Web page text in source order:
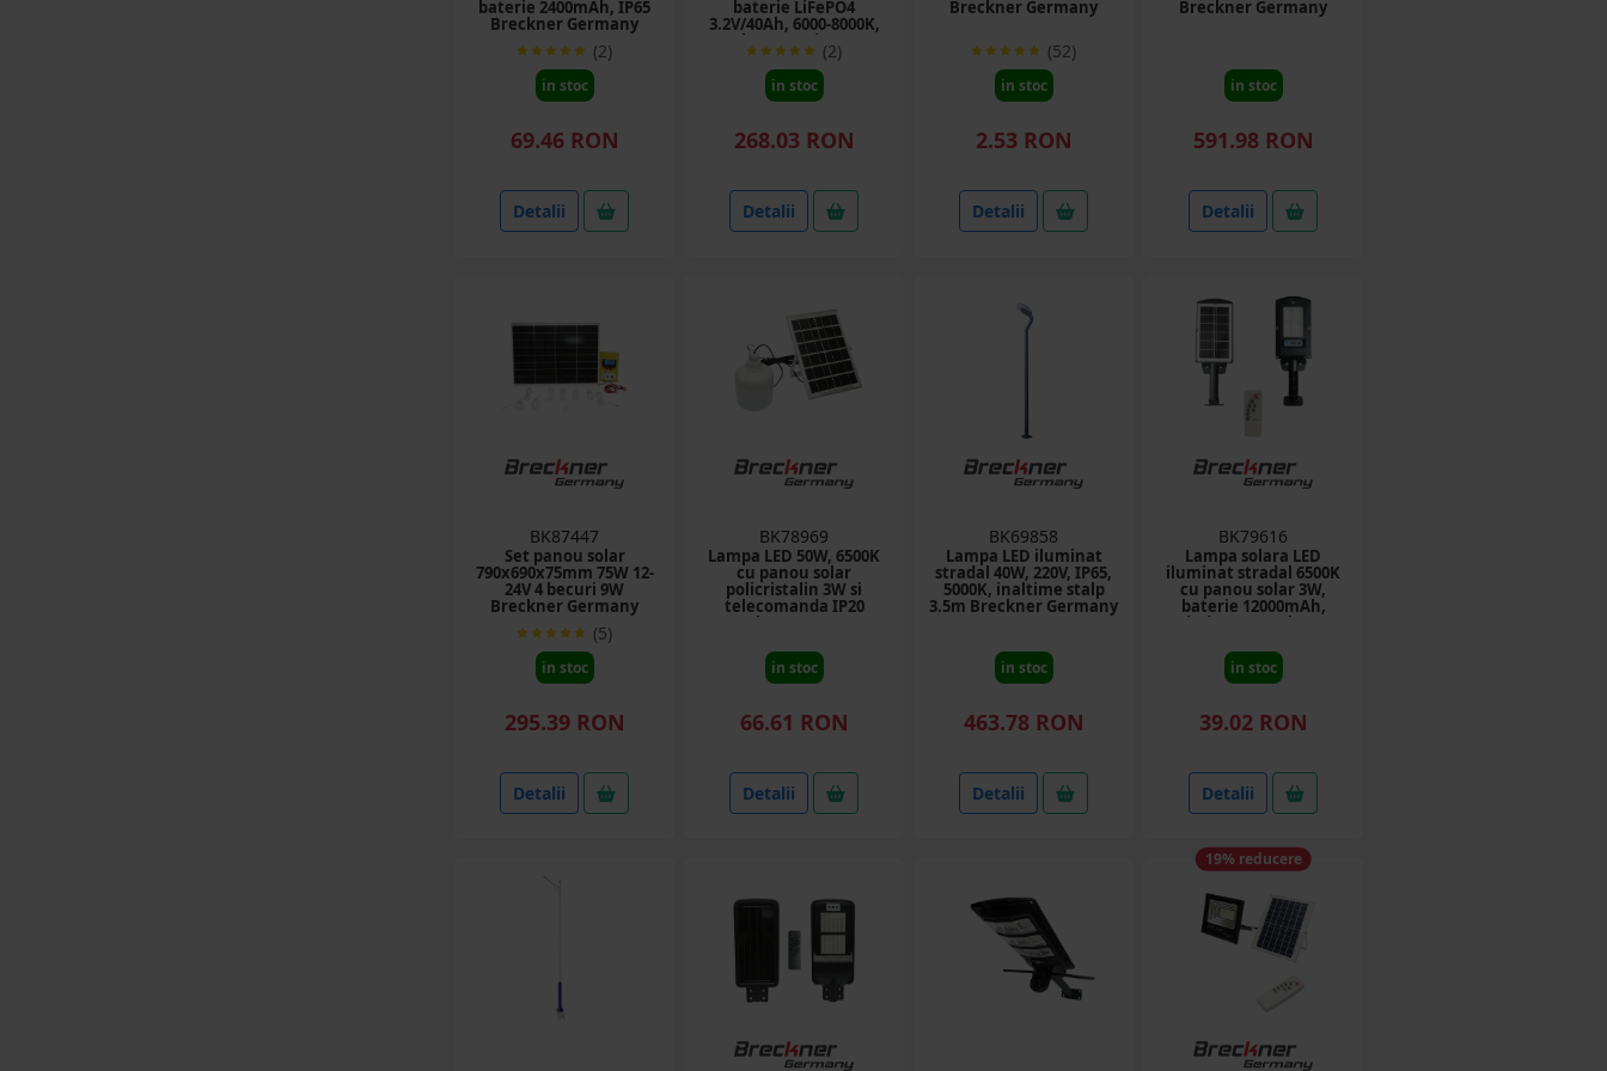
baterie 2400mAh, IP65
Breckner Germany
(2)
in stoc
69.46 RON
Detalii
baterie LiFePO4
3.2V/40Ah, 6000-8000K,
telecomanda IP65
Breckner Germany
(2)
in stoc
268.03 RON
Detalii
Breckner Germany
(52)
in stoc
2.53 RON
Detalii
Breckner Germany
in stoc
591.98 RON
Detalii
BK87447
Set panou solar
790x690x75mm 75W 12-
24V 4 becuri 9W
Breckner Germany
(5)
in stoc
295.39 RON
Detalii
BK78969
Lampa LED 50W, 6500K
cu panou solar
policristalin 3W si
telecomanda IP20
Breckner Germany
in stoc
66.61 RON
Detalii
BK69858
Lampa LED iluminat
stradal 40W, 220V, IP65,
5000K, inaltime stalp
3.5m Breckner Germany
in stoc
463.78 RON
Detalii
BK79616
Lampa solara LED
iluminat stradal 6500K
cu panou solar 3W,
baterie 12000mAh,
prindere pe stalp IP67
in stoc
39.02 RON
Detalii
19% reducere